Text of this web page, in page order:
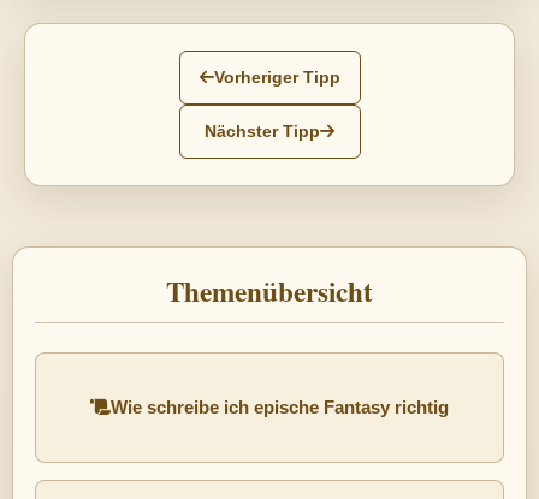
Vorheriger Tipp
Nächster Tipp
Themenübersicht
Wie schreibe ich epische Fantasy richtig